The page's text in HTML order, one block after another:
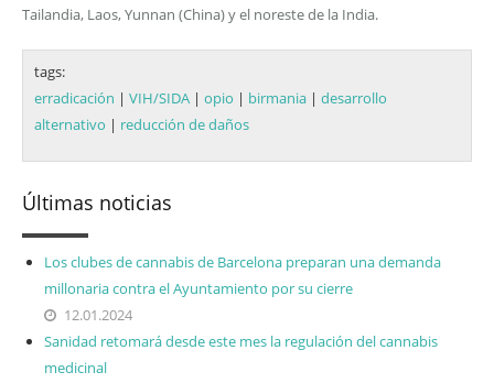
Tailandia, Laos, Yunnan (China) y el noreste de la India.
tags:
erradicación | VIH/SIDA | opio | birmania | desarrollo
alternativo | reducción de daños
Últimas noticias
Los clubes de cannabis de Barcelona preparan una demanda
millonaria contra el Ayuntamiento por su cierre
12.01.2024
Sanidad retomará desde este mes la regulación del cannabis
medicinal